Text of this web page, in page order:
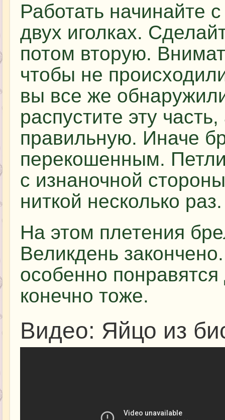
Работать начинайте
двух иголках.
потом вторую.
чтобы не
вы все же
распустите эту
правильную. Иначе
перекошенным.
с изнаночной
ниткой несколько раз.
На этом плетения
Великдень
особенно
конечно тоже.
Видео: Яйцо из